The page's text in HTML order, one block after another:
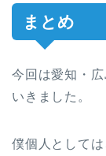
まとめ
今回は愛知・
いきました。
僕個人として